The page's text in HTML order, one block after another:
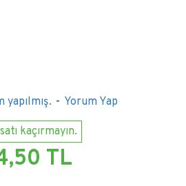
yapılmış. - Yorum Yap
kaçırmayın.
TL